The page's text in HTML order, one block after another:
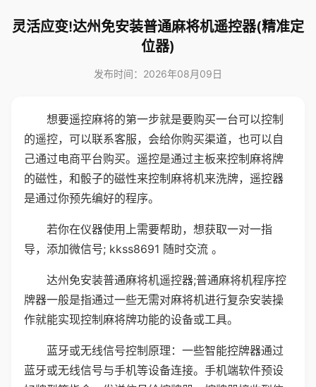
灵活应变!达州免安装普通麻将机遥控器(精准定
位器)
发布时间：2026年08月09日
想要遥控麻将的第一步就是要购买一台可以控制
的遥控，可以联系客服，会给你购买渠道，也可以自
己通过电商平台购买。遥控是通过主板来控制麻将牌
的磁性，和骰子的磁性来控制麻将机来洗牌，遥控器
是通过你预先编好的程序。
若你在仪器使用上需要帮助，想获取一对一指
导，添加微信号; kkss8691 随时交流 。
达州免安装普通麻将机遥控器;普通麻将机程序控
牌器一般是指通过一些无需对麻将机进行复杂安装操
作就能实现控制麻将牌功能的设备或工具。
蓝牙或无线信号控制原理：一些智能控牌器通过
蓝牙或无线信号与手机等设备连接。手机端软件预设